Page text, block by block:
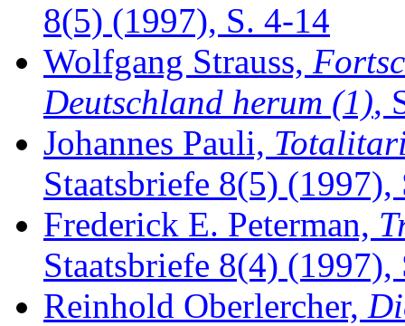
8(5) (1997), S. 4-14
Wolfgang Strauss,
Deutschland herum (1),
Johannes Pauli,
Staatsbriefe 8(5) (1997),
Frederick E. Peterman,
Staatsbriefe 8(4) (1997),
Reinhold Oberlercher,